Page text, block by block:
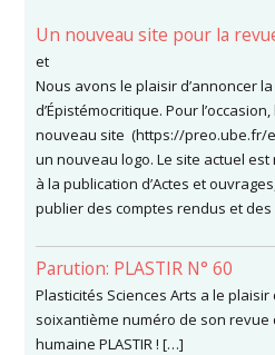
Un nouveau site pour la
et
Nous avons le plaisir d’annoncer
d’Épistémocritique. Pour
nouveau site (https://preo.ube.fr/
un nouveau logo. Le site actuel
à la publication d’Actes et
publier des comptes rendus et des
Parution: PLASTIR N° 60
Plasticités Sciences Arts a le
soixantième numéro de son
humaine PLASTIR ! […]